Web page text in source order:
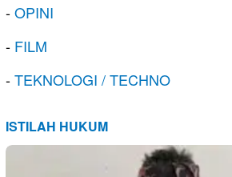
-OPINI
- FILM
-TEKNOLOGI / TECHNO
ISTILAH HUKUM